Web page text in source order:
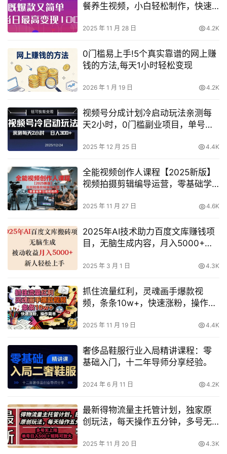
餐养生视频，小白轻松制作，快速
2025 年 11 月 28 日 4.2K
0门槛易上手!5个真实靠谱的网上赚
钱的方法,每天1小时轻松变现
2026 年 1 月 19 日 4.2K
视频号分成计划冷启动玩法亲测每
天2小时，0门槛副业项目，单号日
2025 年 12 月 25 日 4.4K
全能视频创作人课程【2025新版】
视频拍摄剪辑编导运营，零基础学
2025 年 11 月 27 日 4.6K
2025年AI技术助力百度文库赚钱项
目，无脑生成内容，月入5000+，
2025 年 3 月 1 日 4.3K
抓住流量红利，灵魂画手爆款视
频，条条10w+，快速涨粉，操作简
2025 年 11 月 19 日 4.4K
奢侈品鞋服行业入局精讲课程：零
基础入门，十二年导师分享经验。
2024 年 6 月 11 日 4.2K
最新得物流量主托管计划，独家原
创玩法，每天操作五分钟，多号无
【揭秘】
2025 年 11 月 20 日 4.3K